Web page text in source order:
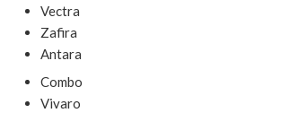
Vectra
Zafira
Antara
Combo
Vivaro